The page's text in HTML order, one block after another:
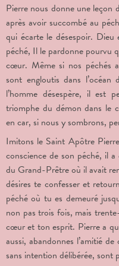
Pierre nous donne une leçon
après avoir succombé au
qui écarte le désespoir.
péché, Il le pardonne pourvu
cœur. Même si nos péchés
sont engloutis dans
l’homme désespère, il est
triomphe du démon dans le
en car, si nous y sombrons,
Imitons le Saint Apôtre
conscience de son péché, il
du Grand-Prêtre où il avait
désires te confesser et
péché où tu es demeuré
non pas trois fois, mais
cœur et ton esprit. Pierre a
aussi, abandonnes l’amitié
sans intention délibérée,